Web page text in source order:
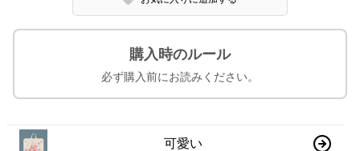
購入時のルール
必ず購入前にお読みください。
可愛い